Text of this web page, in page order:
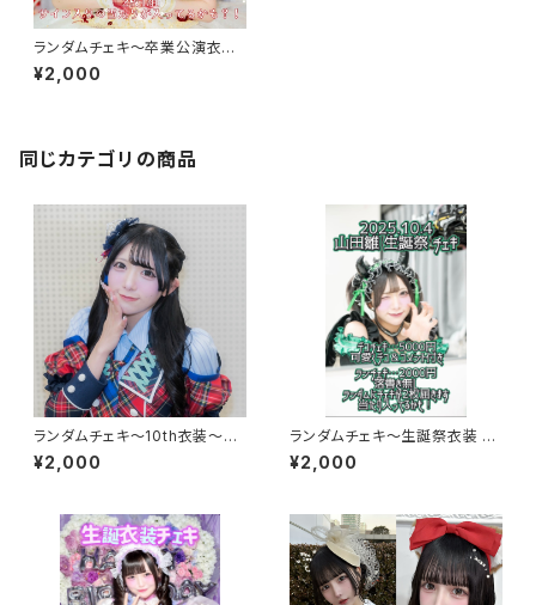
ランダムチェキ〜卒業公演衣装
～【永井 里桜】
¥2,000
同じカテゴリの商品
ランダムチェキ〜10th衣装～
【山田 雛】
¥2,000
ランダムチェキ〜生誕祭衣装 20
25 ver.～【山田 雛】
¥2,000